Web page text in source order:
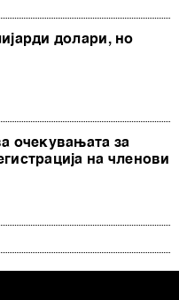
долари, но
очекувањата за
на членови